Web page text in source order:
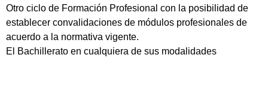
Otro ciclo de Formación Profesional con la posibilidad de
establecer convalidaciones de módulos profesionales de
acuerdo a la normativa vigente.
El Bachillerato en cualquiera de sus modalidades